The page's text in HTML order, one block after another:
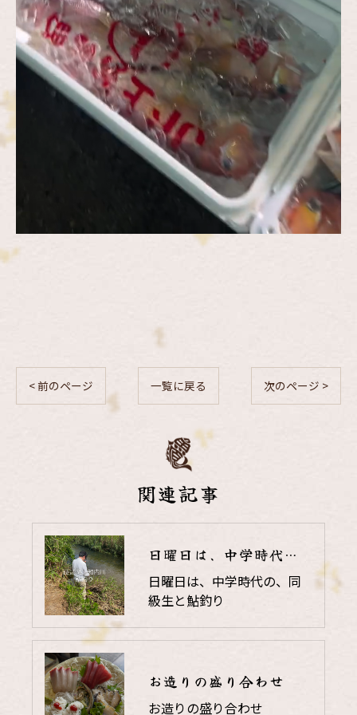
< 前のページ 一覧に戻る 次のページ >
関連記事
日曜日は、中学時代の、同級生と鮎釣り
日曜日は、中学時代の、同
級生と鮎釣り
お造りの盛り合わせ
お造りの盛り合わせ